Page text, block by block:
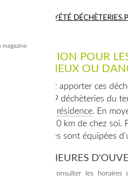
magazine
HORAIRES D'ÉTÉ
LA SOLUTION POUR
VOLUMINEUX OU
Vous pouvez apporter ces
quelle des 29 déchèteries du
lieu de résidence. En
à moins de 10 km de chez soi.
état, certaines sont équipées
JOURS & HEURES
Vous pouvez consulter les